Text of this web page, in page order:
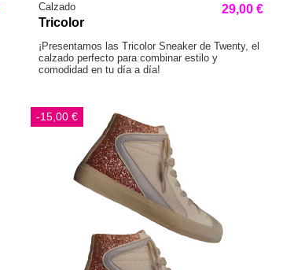
Calzado
Tricolor
29,00 €
¡Presentamos las Tricolor Sneaker de Twenty, el
calzado perfecto para combinar estilo y
comodidad en tu día a día!
-15,00 €